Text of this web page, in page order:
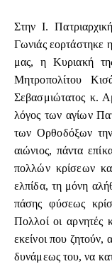
Στην Ι.
Γωνιάς εορτάστηκε
μας, η Κυριακή
Μητροπολίτου
Σεβασμιώτατος κ.
λόγος των αγίων
των Ορθοδόξων την
αιώνιος, πάντα
πολλών κρίσεων
ελπίδα, τη μόνη
πάσης φύσεως
Πολλοί οι αρνητές
εκείνοι που ζητούν,
δυνάμεως του, να